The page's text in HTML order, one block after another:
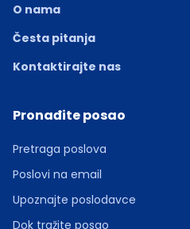
O nama
Česta pitanja
Kontaktirajte nas
Pronađite posao
Pretraga poslova
Poslovi na email
Upoznajte poslodavce
Dok tražite posao